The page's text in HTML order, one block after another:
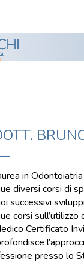
in
diversi corsi di
successivi
corsi sull’utilizzo
Certificato
presso lo